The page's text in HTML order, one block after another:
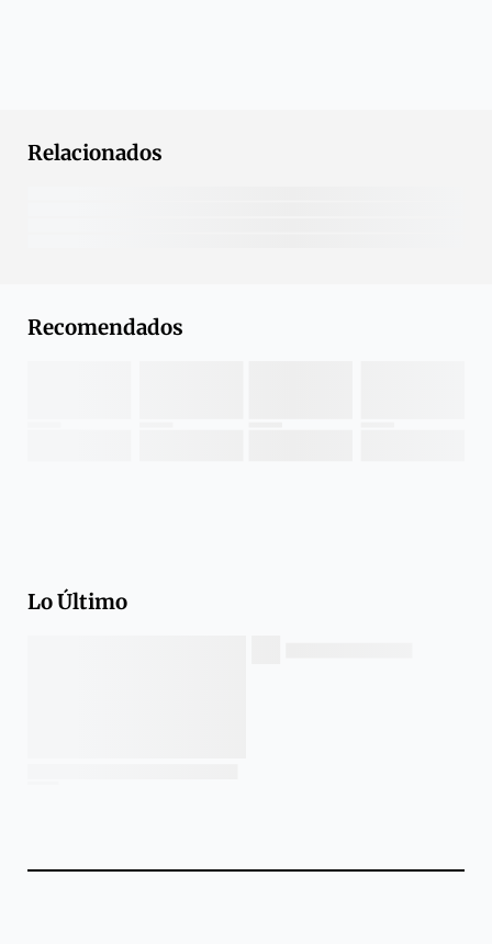
Relacionados
Recomendados
Lo Último